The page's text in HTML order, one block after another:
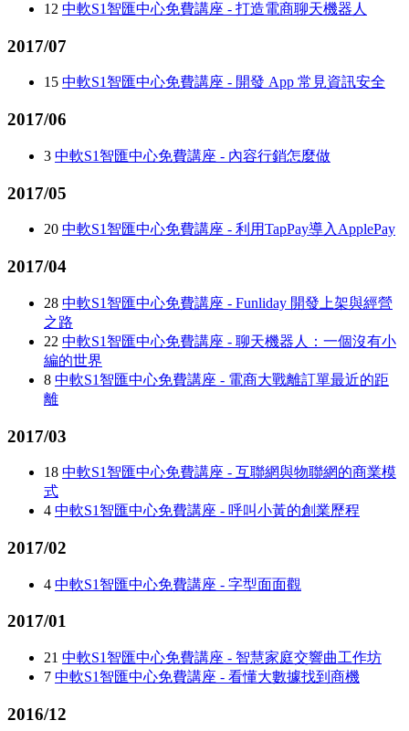
12 中軟S1智匯中心免費講座 - 打造電商聊天機器人
2017/07
15 中軟S1智匯中心免費講座 - 開發 App 常見資訊安全
2017/06
3 中軟S1智匯中心免費講座 - 內容行銷怎麼做
2017/05
20 中軟S1智匯中心免費講座 - 利用TapPay導入ApplePay
2017/04
28 中軟S1智匯中心免費講座 - Funliday 開發上架與經營
之路
22 中軟S1智匯中心免費講座 - 聊天機器人：一個沒有小
編的世界
8 中軟S1智匯中心免費講座 - 電商大戰離訂單最近的距
離
2017/03
18 中軟S1智匯中心免費講座 - 互聯網與物聯網的商業模
式
4 中軟S1智匯中心免費講座 - 呼叫小黃的創業歷程
2017/02
4 中軟S1智匯中心免費講座 - 字型面面觀
2017/01
21 中軟S1智匯中心免費講座 - 智慧家庭交響曲工作坊
7 中軟S1智匯中心免費講座 - 看懂大數據找到商機
2016/12